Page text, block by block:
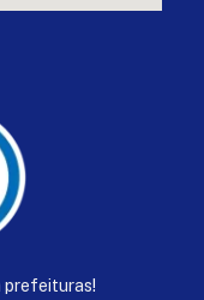
prefeituras!